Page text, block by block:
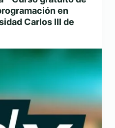
en
Carlos III de